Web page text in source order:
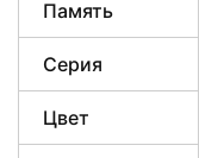
Память
Серия
Цвет